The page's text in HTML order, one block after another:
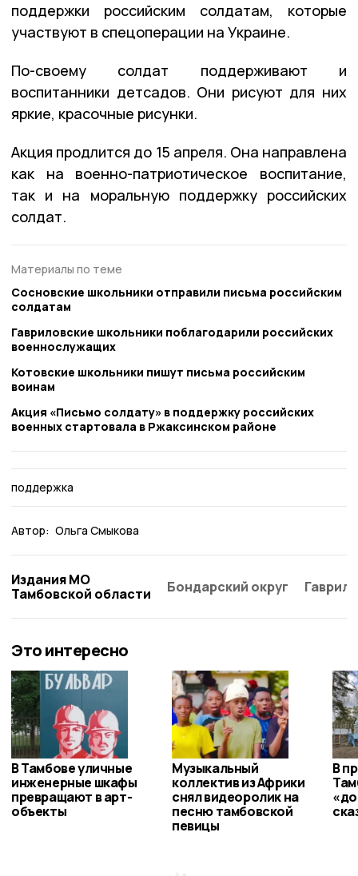
поддержки российским солдатам, которые
участвуют в спецоперации на Украине.
По-своему солдат поддерживают и
воспитанники детсадов. Они рисуют для них
яркие, красочные рисунки.
Акция продлится до 15 апреля. Она направлена
как на военно-патриотическое воспитание,
так и на моральную поддержку российских
солдат.
Материалы по теме
Сосновские школьники отправили письма российским
солдатам
Гавриловские школьники поблагодарили российских
военнослужащих
Котовские школьники пишут письма российским
воинам
Акция «Письмо солдату» в поддержку российских
военных стартовала в Ржаксинском районе
поддержка
Автор: Ольга Смыкова
Издания МО
Тамбовской области
Бондарский округ
Это интересно
В Тамбове уличные
инженерные шкафы
превращают в арт-
объекты
Музыкальный
коллектив из Африки
снял видеоролик на
песню тамбовской
певицы
В